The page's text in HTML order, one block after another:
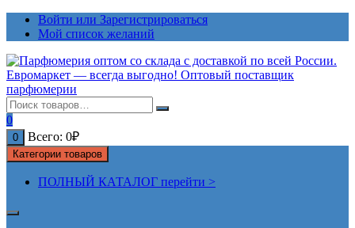
ПерейтиВойти или Зарегистрироваться
Мой список желаний
0
0 Всего: 0₽
Категории товаров
ПОЛНЫЙ КАТАЛОГ перейти >